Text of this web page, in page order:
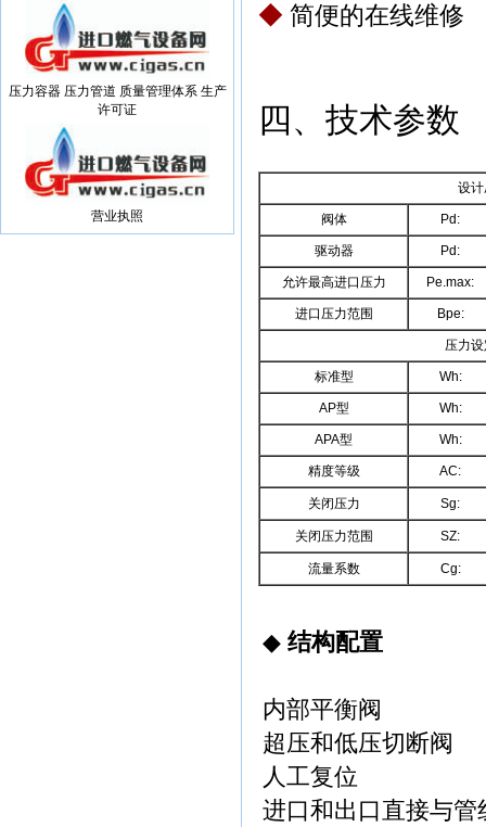
压力容器 压力管道 质量管理体系 生产
许可证
营业执照
◆ 简便的在线维修
四、技术参数
设
阀体 Pd:
驱动器 Pd:
允许最高进口压力 Pe.max:
进口压力范围 Bpe:
压力
标准型 Wh:
AP型 Wh:
APA型 Wh:
精度等级 AC:
关闭压力 Sg:
关闭压力范围 SZ:
流量系数 Cg:
◆ 结构配置
内部平衡阀
超压和低压切断阀
人工复位
进口和出口直接与管